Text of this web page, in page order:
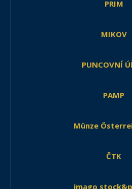
PRIM
MIKOV
PUNCOVNÍ
PAMP
Münze
ČTK
imago